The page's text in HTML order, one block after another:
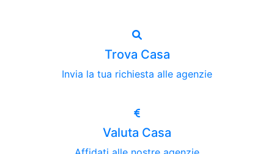
Trova Casa
Invia la tua richiesta alle agenzie
Valuta Casa